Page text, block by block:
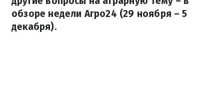
обзоре недели Агро24 (29 ноября – 5
декабря).